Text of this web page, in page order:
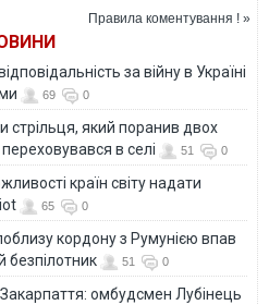
та дітям
власних ресурсів":
черговий звіт БО
Правила коментування ! »
за війну в Україні
69 0
стрільця, який поранив двох
в селі
51 0
країн світу надати
65 0
кордону з Румунією впав
безпілотник
51 0
омбудсмен Лубінець